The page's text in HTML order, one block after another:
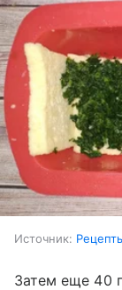
Источник:
Затем еще 40